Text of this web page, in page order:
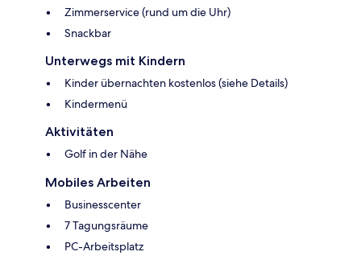
Zimmerservice (rund um die Uhr)
Snackbar
Unterwegs mit Kindern
Kinder übernachten kostenlos (siehe Details)
Kindermenü
Aktivitäten
Golf in der Nähe
Mobiles Arbeiten
Businesscenter
7 Tagungsräume
PC-Arbeitsplatz